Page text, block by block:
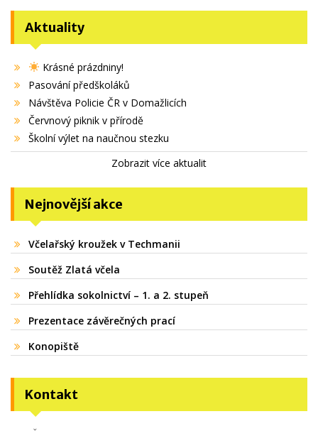
Aktuality
Krásné prázdniny!
Pasování předškoláků
Návštěva Policie ČR v Domažlicích
Červnový piknik v přírodě
Školní výlet na naučnou stezku
Zobrazit více aktualit
Nejnovější akce
Včelařský kroužek v Techmanii
Soutěž Zlatá včela
Přehlídka sokolnictví – 1. a 2. stupeň
Prezentace závěrečných prací
Konopiště
Kontakt